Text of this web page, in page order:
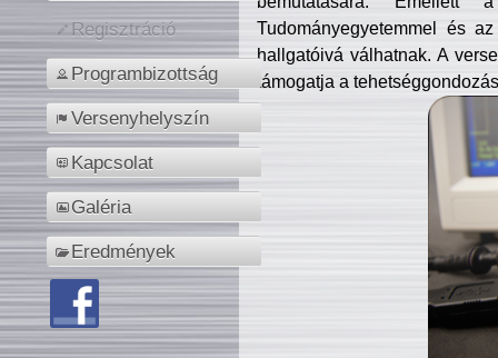
Regisztráció
Programbizottság
Versenyhelyszín
Kapcsolat
Galéria
Eredmények
Tudományegyetemmel és
hallgatóivá válhatnak. A
támogatja a